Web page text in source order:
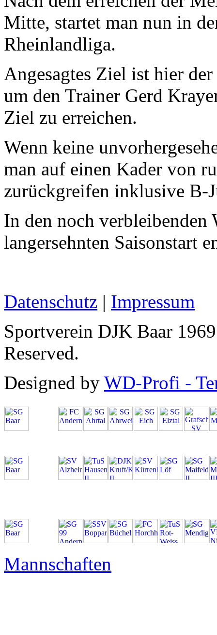
Mitte, startet man nun in
Rheinlandliga.
Angesagtes Ziel ist hier
um den Trainer Gerd
Ziel zu erreichen.
Wenn keine
man auf einen Kader von
zurückgreifen inklusive B-
In den noch verbleibenden
langersehnten Saisonstart
Datenschutz | Impressum
Sportverein DJK Baar
Reserved.
Designed by WD-Profi -
Mannschaften